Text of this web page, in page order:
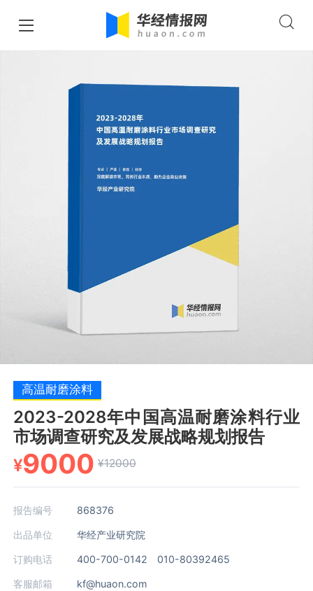
高温耐磨涂料
2023-2028年中国高温耐磨涂料行业
市场调查研究及发展战略规划报告
¥9000 ¥12000
报告编号 868376
出品单位 华经产业研究院
订购电话 400-700-0142 010-80392465
客服邮箱 kf@huaon.com